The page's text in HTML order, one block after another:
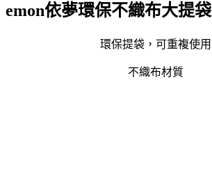
emon依夢環保不織布大提袋
環保提袋，可重複使用
不織布材質